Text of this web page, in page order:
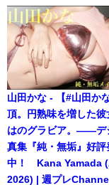
山田かな - 【#山田か
頂。円熟味を増した彼
はのグラビア。――デ
真集『純・無垢』好評
中！ Kana Yamada
2026) | 週プレ